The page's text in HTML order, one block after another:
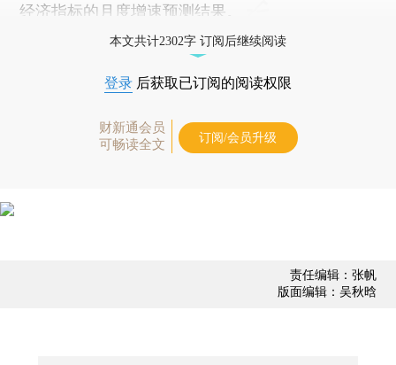
经济指标的月度增速预测结果。
本文共计2302字 订阅后继续阅读
登录 后获取已订阅的阅读权限
财新通会员
可畅读全文
订阅/会员升级
责任编辑：张帆
版面编辑：吴秋晗